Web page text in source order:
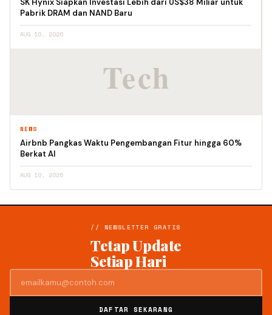
SK Hynix Siapkan Investasi Lebih dari US$38 Miliar untuk
Pabrik DRAM dan NAND Baru
AUG 10, 2026
NEWS
Airbnb Pangkas Waktu Pengembangan Fitur hingga 60%
Berkat AI
AUG 10, 2026
// NEWSLETTER GRATIS
Tetap Update
Setiap Hari
DAFTAR SEKARANG